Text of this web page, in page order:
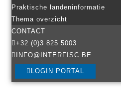
Praktische landeninformatie
Thema overzicht
CONTACT
+32 (0)3 825 5003
INFO@INTERFISC.BE
LOGIN PORTAL